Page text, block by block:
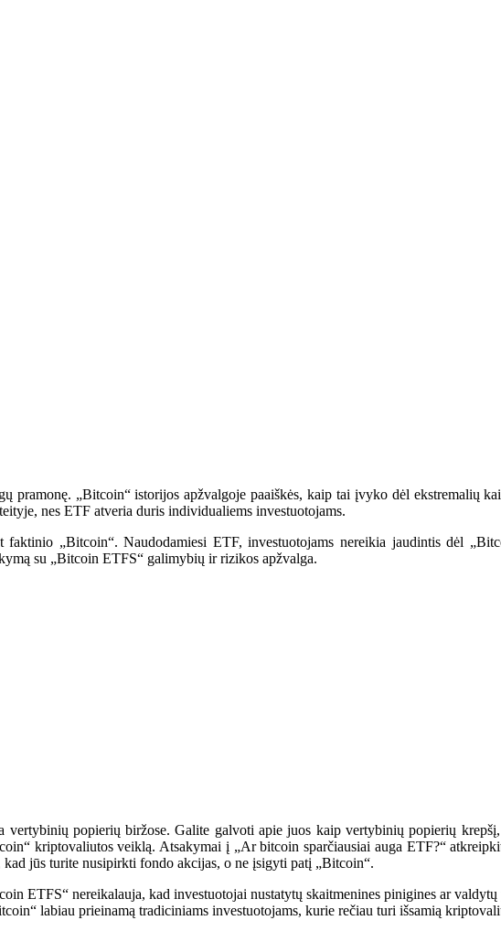
pramonę. „Bitcoin“ istorijos apžvalgoje paaiškės, kaip tai įvyko dėl ekstremalių
nes ETF atveria duris individualiems investuotojams.
„Bitcoin“. Naudodamiesi ETF, investuotojams nereikia jaudintis dėl
su „Bitcoin ETFS“ galimybių ir rizikos apžvalga.
popierių biržose. Galite galvoti apie juos kaip vertybinių popierių
kriptovaliutos veiklą. Atsakymai į „Ar bitcoin sparčiausiai auga ETF?“
jūs turite nusipirkti fondo akcijas, o ne įsigyti patį „Bitcoin“.
ETFS“ nereikalauja, kad investuotojai nustatytų skaitmenines pinigines ar
labiau prieinamą tradiciniams investuotojams, kurie rečiau turi išsamią